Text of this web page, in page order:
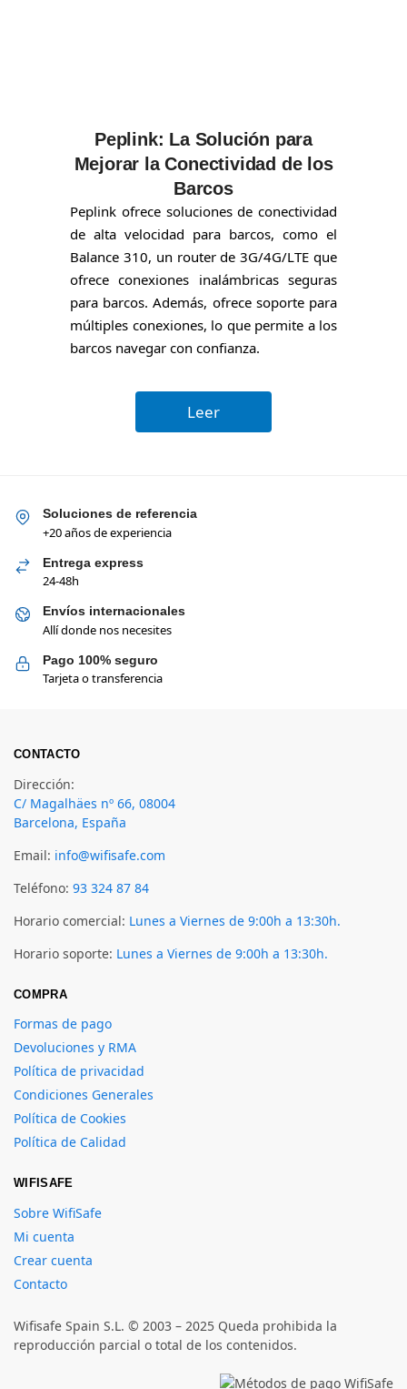
Peplink: La Solución para
Mejorar la Conectividad de los
Barcos
Peplink ofrece soluciones de conectividad
de alta velocidad para barcos, como el
Balance 310, un router de 3G/4G/LTE que
ofrece conexiones inalámbricas seguras
para barcos. Además, ofrece soporte para
múltiples conexiones, lo que permite a los
barcos navegar con confianza.
Leer
Soluciones de referencia
+20 años de experiencia
Entrega express
24-48h
Envíos internacionales
Allí donde nos necesites
Pago 100% seguro
Tarjeta o transferencia
CONTACTO
Dirección:
C/ Magalhäes nº 66, 08004
Barcelona, España
Email: info@wifisafe.com
Teléfono: 93 324 87 84
Horario comercial: Lunes a Viernes de 9:00h a 13:30h.
Horario soporte: Lunes a Viernes de 9:00h a 13:30h.
COMPRA
Formas de pago
Devoluciones y RMA
Política de privacidad
Condiciones Generales
Política de Cookies
Política de Calidad
WIFISAFE
Sobre WifiSafe
Mi cuenta
Crear cuenta
Contacto
Wifisafe Spain S.L. © 2003 – 2025 Queda prohibida la
reproducción parcial o total de los contenidos.